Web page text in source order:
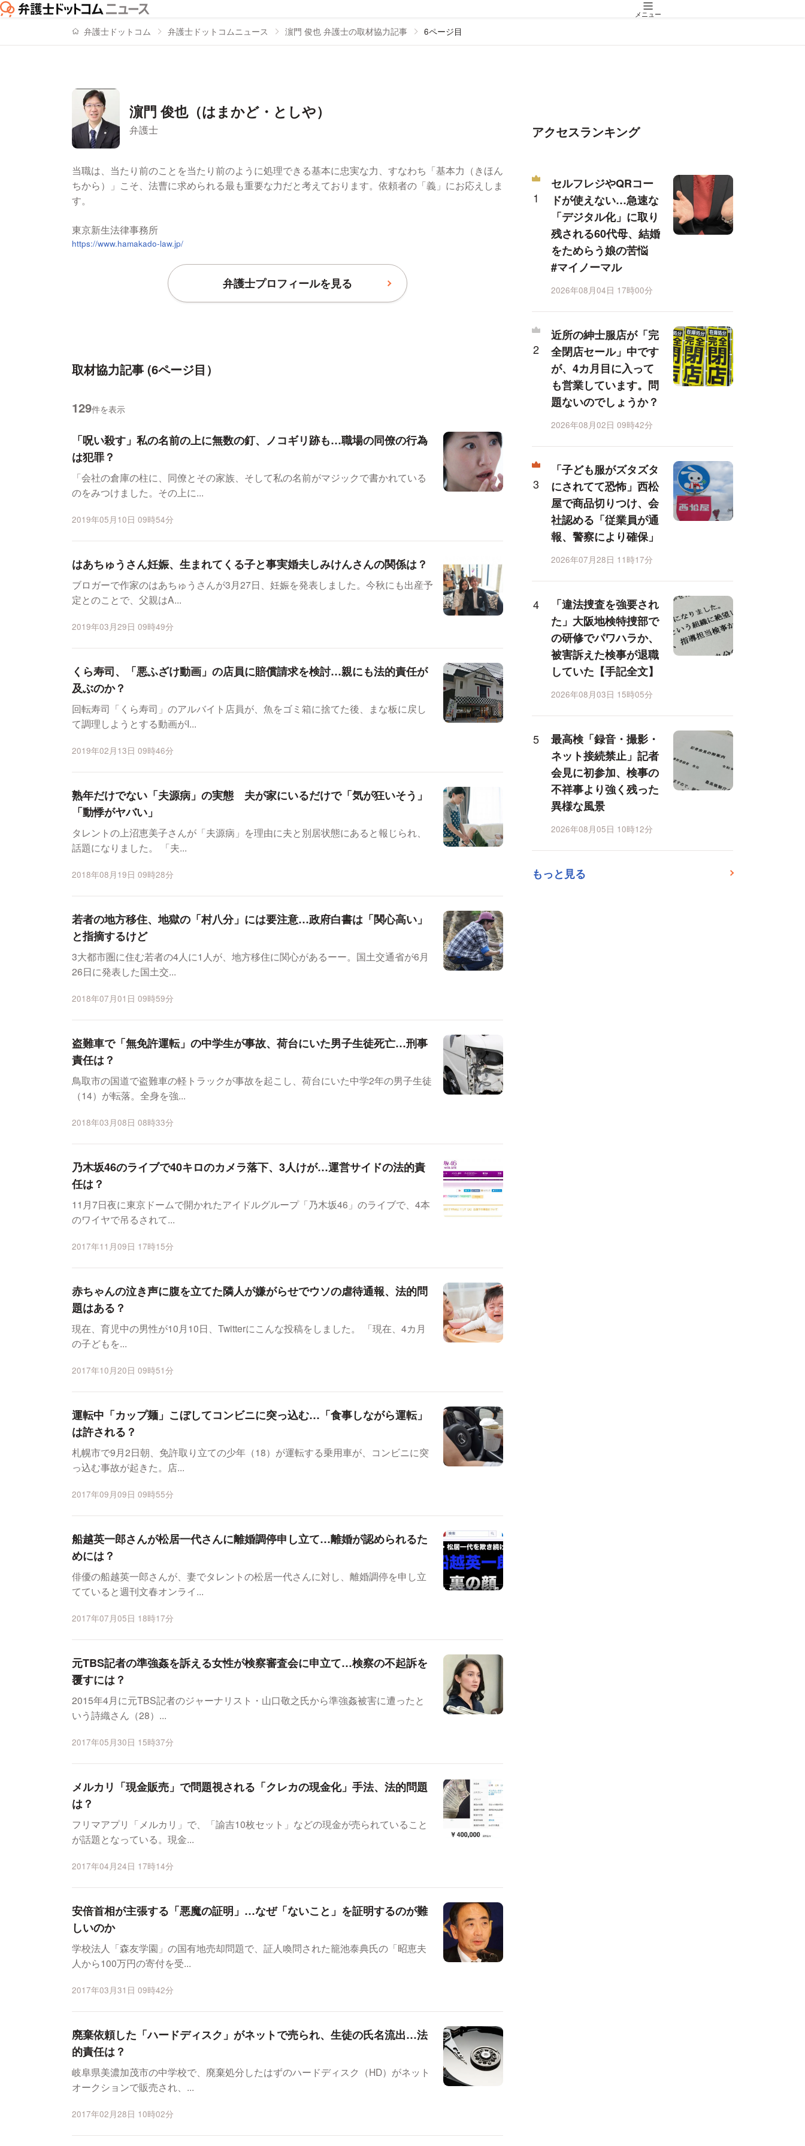
メニュー
弁護士ドットコム 弁護士ドットコムニュース 濵門 俊也 弁護士の取材協力記事 6ページ目
濵門 俊也（はまかど・としや）
弁護士
当職は、当たり前のことを当たり前のように処理できる基本に忠実な力、すなわち「基本力（きほん
ちから）」こそ、法曹に求められる最も重要な力だと考えております。依頼者の「義」にお応えしま
す。
東京新生法律事務所
https://www.hamakado-law.jp/
弁護士プロフィールを見る
取材協力記事 (6ページ目）
129件を表示
「呪い殺す」私の名前の上に無数の釘、ノコギリ跡も…職場の同僚の行為
は犯罪？
「会社の倉庫の柱に、同僚とその家族、そして私の名前がマジックで書かれている
のをみつけました。その上に...
2019年05月10日 09時54分
はあちゅうさん妊娠、生まれてくる子と事実婚夫しみけんさんの関係は？
ブロガーで作家のはあちゅうさんが3月27日、妊娠を発表しました。今秋にも出産予
定とのことで、父親はA...
2019年03月29日 09時49分
くら寿司、「悪ふざけ動画」の店員に賠償請求を検討…親にも法的責任が
及ぶのか？
回転寿司「くら寿司」のアルバイト店員が、魚をゴミ箱に捨てた後、まな板に戻し
て調理しようとする動画がI...
2019年02月13日 09時46分
熟年だけでない「夫源病」の実態 夫が家にいるだけで「気が狂いそう」
「動悸がヤバい」
タレントの上沼恵美子さんが「夫源病」を理由に夫と別居状態にあると報じられ、
話題になりました。 「夫...
2018年08月19日 09時28分
若者の地方移住、地獄の「村八分」には要注意…政府白書は「関心高い」
と指摘するけど
3大都市圏に住む若者の4人に1人が、地方移住に関心があるーー。国土交通省が6月
26日に発表した国土交...
2018年07月01日 09時59分
盗難車で「無免許運転」の中学生が事故、荷台にいた男子生徒死亡…刑事
責任は？
鳥取市の国道で盗難車の軽トラックが事故を起こし、荷台にいた中学2年の男子生徒
（14）が転落。全身を強...
2018年03月08日 08時33分
乃木坂46のライブで40キロのカメラ落下、3人けが…運営サイドの法的責
任は？
11月7日夜に東京ドームで開かれたアイドルグループ「乃木坂46」のライブで、4本
のワイヤで吊るされて...
2017年11月09日 17時15分
赤ちゃんの泣き声に腹を立てた隣人が嫌がらせでウソの虐待通報、法的問
題はある？
現在、育児中の男性が10月10日、Twitterにこんな投稿をしました。 「現在、4カ月
の子どもを...
2017年10月20日 09時51分
運転中「カップ麺」こぼしてコンビニに突っ込む…「食事しながら運転」
は許される？
札幌市で9月2日朝、免許取り立ての少年（18）が運転する乗用車が、コンビニに突
っ込む事故が起きた。店...
2017年09月09日 09時55分
船越英一郎さんが松居一代さんに離婚調停申し立て…離婚が認められるた
めには？
俳優の船越英一郎さんが、妻でタレントの松居一代さんに対し、離婚調停を申し立
てていると週刊文春オンライ...
2017年07月05日 18時17分
元TBS記者の準強姦を訴える女性が検察審査会に申立て…検察の不起訴を
覆すには？
2015年4月に元TBS記者のジャーナリスト・山口敬之氏から準強姦被害に遭ったと
いう詩織さん（28）...
2017年05月30日 15時37分
メルカリ「現金販売」で問題視される「クレカの現金化」手法、法的問題
は？
フリマアプリ「メルカリ」で、「諭吉10枚セット」などの現金が売られていること
が話題となっている。現金...
2017年04月24日 17時14分
安倍首相が主張する「悪魔の証明」…なぜ「ないこと」を証明するのが難
しいのか
学校法人「森友学園」の国有地売却問題で、証人喚問された籠池泰典氏の「昭恵夫
人から100万円の寄付を受...
2017年03月31日 09時42分
廃棄依頼した「ハードディスク」がネットで売られ、生徒の氏名流出…法
的責任は？
岐阜県美濃加茂市の中学校で、廃棄処分したはずのハードディスク（HD）がネット
オークションで販売され、...
2017年02月28日 10時02分
アクセスランキング
セルフレジやQRコー
ドが使えない…急速な
「デジタル化」に取り
残される60代母、結婚
をためらう娘の苦悩
#マイノーマル
2026年08月04日 17時00分
近所の紳士服店が「完
全閉店セール」中です
が、4カ月目に入って
も営業しています。問
題ないのでしょうか？
2026年08月02日 09時42分
「子ども服がズタズタ
にされてて恐怖」西松
屋で商品切りつけ、会
社認める「従業員が通
報、警察により確保」
2026年07月28日 11時17分
「違法捜査を強要され
た」大阪地検特捜部で
の研修でパワハラか、
被害訴えた検事が退職
していた【手記全文】
2026年08月03日 15時05分
最高検「録音・撮影・
ネット接続禁止」記者
会見に初参加、検事の
不祥事より強く残った
異様な風景
2026年08月05日 10時12分
もっと見る